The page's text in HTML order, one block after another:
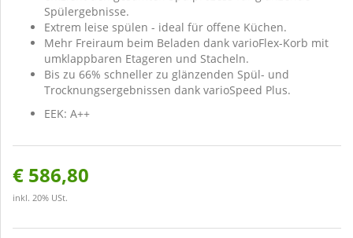
Spülergebnisse.
Extrem leise spülen - ideal für offene Küchen.
Mehr Freiraum beim Beladen dank varioFlex-Korb mit
umklappbaren Etageren und Stacheln.
Bis zu 66% schneller zu glänzenden Spül- und
Trocknungsergebnissen dank varioSpeed Plus.
EEK: A++
€ 586,80
inkl. 20% USt.